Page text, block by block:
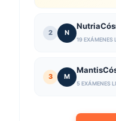
2 N
19 EXÁMENES
3 M
5 EXÁMENES